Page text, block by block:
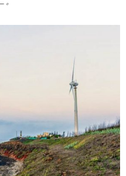
。